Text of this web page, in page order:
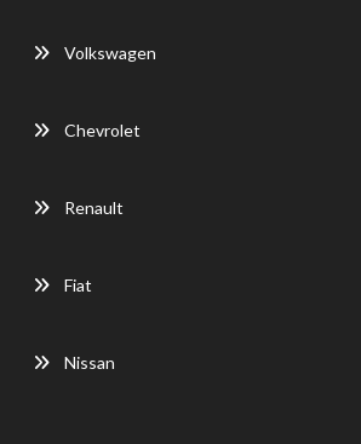
Volkswagen
Chevrolet
Renault
Fiat
Nissan